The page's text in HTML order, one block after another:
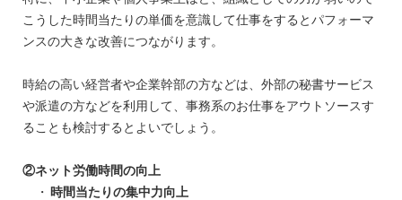
こうした時間当たりの単価を意識して仕事をするとパフォーマ
ンスの大きな改善につながります。
時給の高い経営者や企業幹部の方などは、外部の秘書サービス
や派遣の方などを利用して、事務系のお仕事をアウトソースす
ることも検討するとよいでしょう。
②ネット労働時間の向上
時間当たりの集中力向上